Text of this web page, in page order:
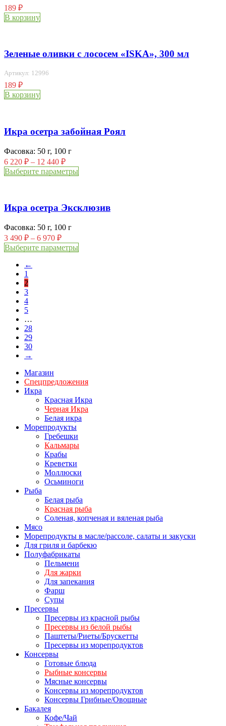
189 ₽
В корзину
Зеленые оливки с лососем «ISKA», 300 мл
Артикул: 12996
189 ₽
В корзину
Икра осетра забойная Роял
Фасовка: 50 г, 100 г
6 220 ₽ – 12 440 ₽
Выберите параметры
Икра осетра Эксклюзив
Фасовка: 50 г, 100 г
3 490 ₽ – 6 970 ₽
Выберите параметры
←
1
2
3
4
5
…
28
29
30
→
Магазин
Спецпредложения
Икра
Красная Икра
Черная Икра
Белая икра
Морепродукты
Гребешки
Кальмары
Крабы
Креветки
Моллюски
Осьминоги
Рыба
Белая рыба
Красная рыба
Соленая, копченая и вяленая рыба
Мясо
Морепродукты в масле/рассоле, салаты и закуски
Для гриля и барбекю
Полуфабрикаты
Пельмени
Для жарки
Для запекания
Фарш
Супы
Пресервы
Пресервы из красной рыбы
Пресервы из белой рыбы
Паштеты/Риеты/Брускетты
Пресервы из морепродуктов
Консервы
Готовые блюда
Рыбные консервы
Мясные консервы
Консервы из морепродуктов
Консервы Грибные/Овощные
Бакалея
Кофе/Чай